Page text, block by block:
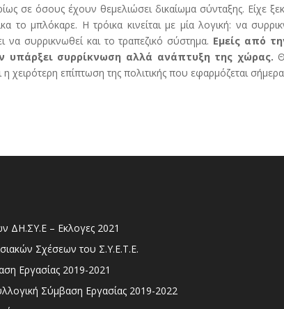
σε όσους έχουν θεμελιώσει δικαίωμα σύνταξης. Είχε
το μπλόκαρε. Η τρόικα κινείται με μία λογική: να
να συρρικνωθεί και το τραπεζικό σύστημα. Εμείς από
υπάρξει συρρίκνωση αλλά ανάπτυξη της χώρας.
η χειρότερη επίπτωση της πολιτικής που εφαρμόζεται
ΔΗ.ΣΥ.Ε – Εκλογες 2021
Σχέσεων του Σ.Υ.Ε.Τ.Ε.
Εργασίας 2019-2021
Σύμβαση Εργασίας 2019-2022